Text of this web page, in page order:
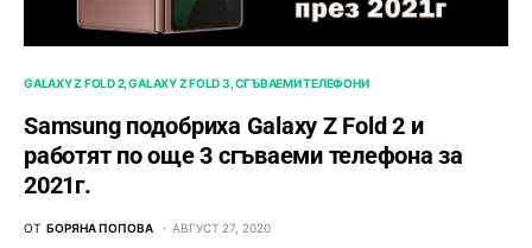
GALAXY Z FOLD 2 GALAXY Z FOLD 3 СГЪВАЕМИ ТЕЛЕФОНИ
Samsung подобриха Galaxy Z Fold 2 и
работят по още 3 сгъваеми телефона за
2021г.
ОТ БОРЯНА ПОПОВА АВГУСТ 27, 2020